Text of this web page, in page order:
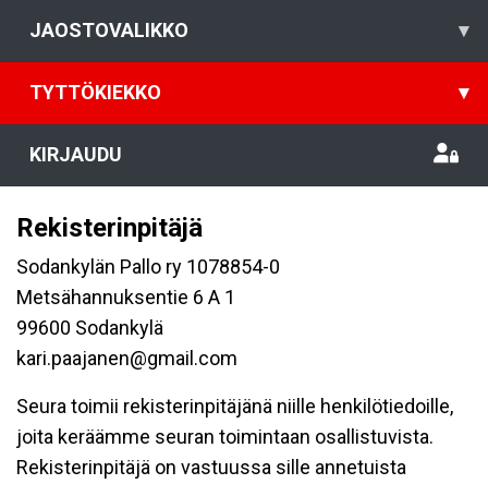
JAOSTOVALIKKO ▾
TYTTÖKIEKKO ▾
KIRJAUDU
Rekisterinpitäjä
Sodankylän Pallo ry 1078854-0
Metsähannuksentie 6 A 1
99600 Sodankylä
kari.paajanen@gmail.com
Seura toimii rekisterinpitäjänä niille henkilötiedoille,
joita keräämme seuran toimintaan osallistuvista.
Rekisterinpitäjä on vastuussa sille annetuista